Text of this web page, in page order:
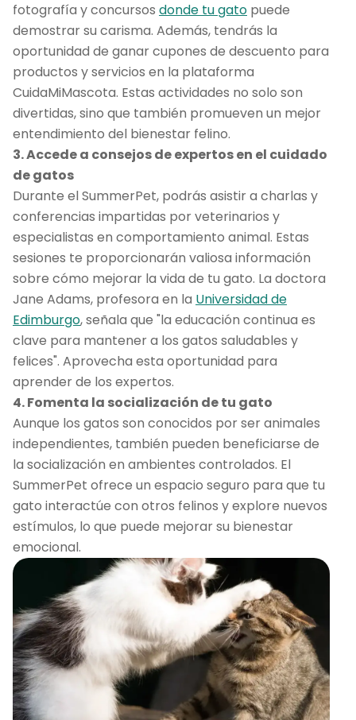
fotografía y concursos donde tu gato puede
demostrar su carisma. Además, tendrás la
oportunidad de ganar cupones de descuento para
productos y servicios en la plataforma
CuidaMiMascota. Estas actividades no solo son
divertidas, sino que también promueven un mejor
entendimiento del bienestar felino.
3. Accede a consejos de expertos en el cuidado
de gatos
Durante el SummerPet, podrás asistir a charlas y
conferencias impartidas por veterinarios y
especialistas en comportamiento animal. Estas
sesiones te proporcionarán valiosa información
sobre cómo mejorar la vida de tu gato. La doctora
Jane Adams, profesora en la Universidad de
Edimburgo, señala que "la educación continua es
clave para mantener a los gatos saludables y
felices". Aprovecha esta oportunidad para
aprender de los expertos.
4. Fomenta la socialización de tu gato
Aunque los gatos son conocidos por ser animales
independientes, también pueden beneficiarse de
la socialización en ambientes controlados. El
SummerPet ofrece un espacio seguro para que tu
gato interactúe con otros felinos y explore nuevos
estímulos, lo que puede mejorar su bienestar
emocional.